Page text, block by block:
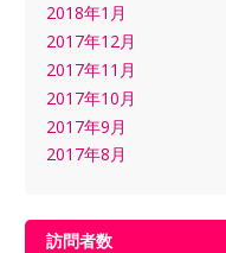
2018年1月
2017年12月
2017年11月
2017年10月
2017年9月
2017年8月
訪問者数